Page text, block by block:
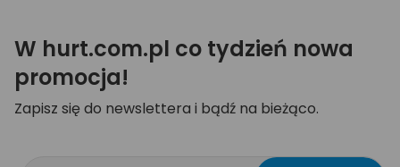
W hurt.com.pl co tydzień nowa
promocja!
Zapisz się do newslettera i bądź na bieżąco.